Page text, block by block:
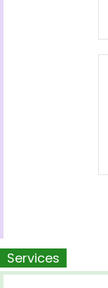
Services